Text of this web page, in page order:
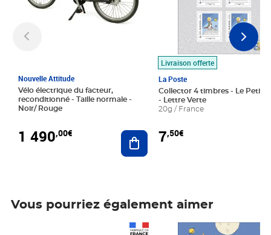
Nouvelle Attitude
Vélo électrique du facteur,
reconditionné - Taille normale -
Noir/ Rouge
1 490,00€ Ajouter au panier
Livraison offerte
La Poste
Collector 4 timbres - Le Petit
- Lettre Verte
20g / France
7,50€
Vous pourriez également aimer
Prix 7,50€